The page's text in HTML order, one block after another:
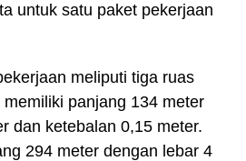
untuk satu paket pekerjaan
meliputi tiga ruas
panjang 134 meter
dan ketebalan 0,15 meter.
294 meter dengan lebar 4